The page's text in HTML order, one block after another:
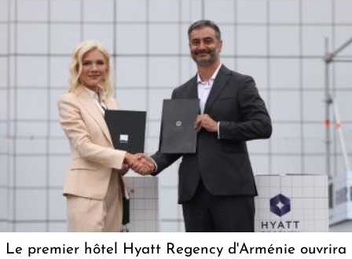
Le premier hôtel Hyatt Regency d'Arménie ouvrira